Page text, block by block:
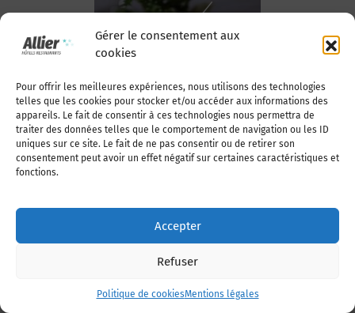
Gérer le consentement aux
cookies
Pour offrir les meilleures expériences, nous utilisons des technologies
telles que les cookies pour stocker et/ou accéder aux informations des
appareils. Le fait de consentir à ces technologies nous permettra de
traiter des données telles que le comportement de navigation ou les ID
uniques sur ce site. Le fait de ne pas consentir ou de retirer son
consentement peut avoir un effet négatif sur certaines caractéristiques et
fonctions.
Accepter
Refuser
Politique de cookiesMentions légales
Fromages
Desserts